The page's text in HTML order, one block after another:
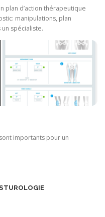
plan d’action thérapeutique
manipulations, plan
spécialiste.
importants pour un